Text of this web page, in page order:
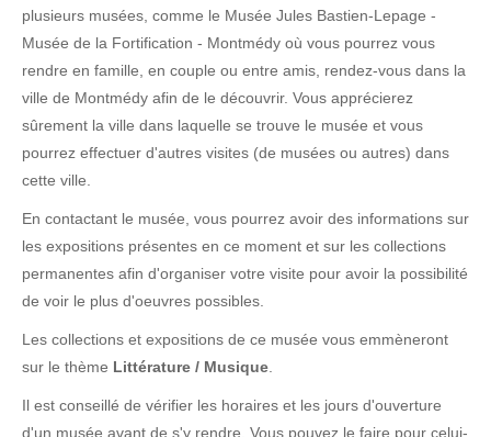
plusieurs musées, comme le Musée Jules Bastien-Lepage -
Musée de la Fortification - Montmédy où vous pourrez vous
rendre en famille, en couple ou entre amis, rendez-vous dans la
ville de Montmédy afin de le découvrir. Vous apprécierez
sûrement la ville dans laquelle se trouve le musée et vous
pourrez effectuer d'autres visites (de musées ou autres) dans
cette ville.
En contactant le musée, vous pourrez avoir des informations sur
les expositions présentes en ce moment et sur les collections
permanentes afin d'organiser votre visite pour avoir la possibilité
de voir le plus d'oeuvres possibles.
Les collections et expositions de ce musée vous emmèneront
sur le thème Littérature / Musique
Il est conseillé de vérifier les horaires et les jours d'ouverture
d'un musée avant de s'y rendre. Vous pouvez le faire pour celui-